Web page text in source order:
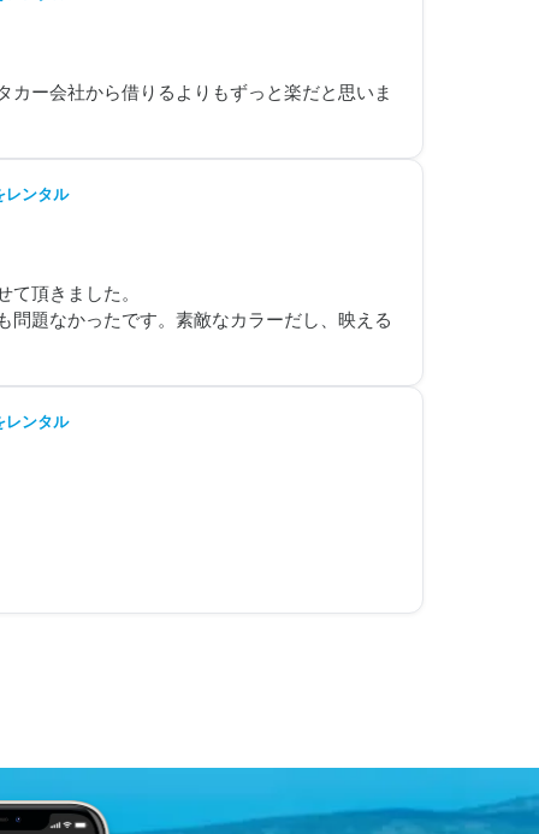
ー会社から借りるよりもずっと楽だと思いま
レンタル
て頂きました。
問題なかったです。素敵なカラーだし、映える
レンタル